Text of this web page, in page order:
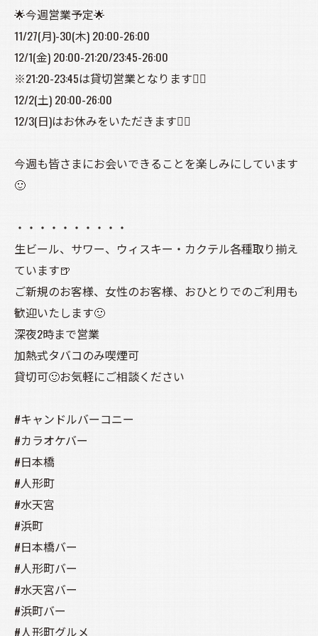
🌟今週営業予定🌟
11/27(月)-30(木) 20:00-26:00
12/1(金) 20:00-21:20/23:45-26:00
※21:20-23:45は貸切営業となります🙇‍♀️
12/2(土) 20:00-26:00
12/3(日)はお休みをいただきます🙇‍♀️
今週も皆さまにお会いできることを楽しみにしています
🙂
・・・・・・・・・・
生ビール、サワー、ウィスキー・カクテル各種取り揃え
ています🍺
ご新規のお客様、女性のお客様、おひとりでのご利用も
歓迎いたします🙂
深夜2時まで営業
加熱式タバコのみ喫煙可
貸切可🙂お気軽にご相談ください
#キャンドルバーコニー
#カラオケバー
#日本橋
#人形町
#水天宮
#浜町
#日本橋バー
#人形町バー
#水天宮バー
#浜町バー
#人形町グルメ